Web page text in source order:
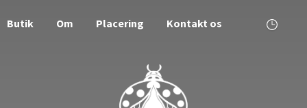
Butik Om Placering Kontakt os